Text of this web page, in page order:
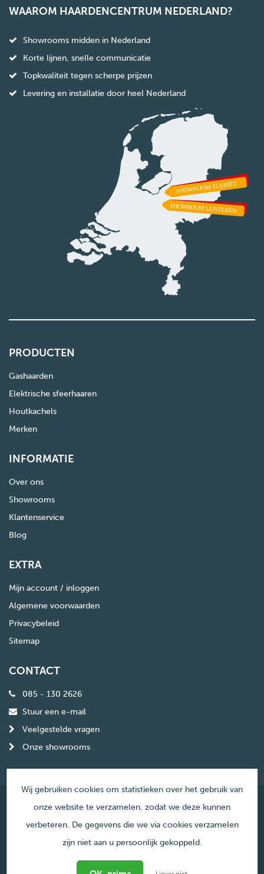
WAAROM HAARDENCENTRUM NEDERLAND?
Showrooms midden in Nederland
Korte lijnen, snelle communicatie
Topkwaliteit tegen scherpe prijzen
Levering en installatie door heel Nederland
PRODUCTEN
Gashaarden
Elektrische sfeerhaaren
Houtkachels
Merken
INFORMATIE
Over ons
Showrooms
Klantenservice
Blog
EXTRA
Mijn account / inloggen
Algemene voorwaarden
Privacybeleid
Sitemap
CONTACT
085 - 130 2626
Stuur een e-mail
Veelgestelde vragen
Onze showrooms
© Copyright Haardencentrum Nederland
Wij gebruiken cookies om statistieken over het gebruik van
onze website te verzamelen, zodat we deze kunnen
verbeteren. De gegevens die we via cookies verzamelen
zijn niet aan u persoonlijk gekoppeld.